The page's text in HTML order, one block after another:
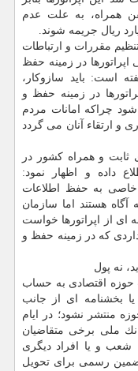
همراه، به علت عدم
مقررات و ارتباطات
اپراتورها در زمینه حفظ
است: باید سازوكار،
در زمینه حفظ و
چراكه امانات مردم
و ارتقاء آنان می گردد
ثابت و همراه كشور در
داده و اظهار نمود:
خاصی به حفظ اطلاعات
هستند اما سازمان
ای از اپراتورها خواست
كه در زمینه حفظ و
نه پول
حوزه اقتصادی به حساب
بخشنامه ای از جانب
منتشر نشود؛ در ایام
ملی برخی متقاضیان
شعب و یا افراد دیگری
رسمی برای تحویل